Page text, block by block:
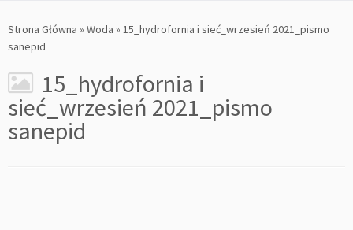
Strona Główna » Woda » 15_hydrofornia i sieć_wrzesień 2021_pismo
sanepid
15_hydrofornia i
sieć_wrzesień 2021_pismo
sanepid